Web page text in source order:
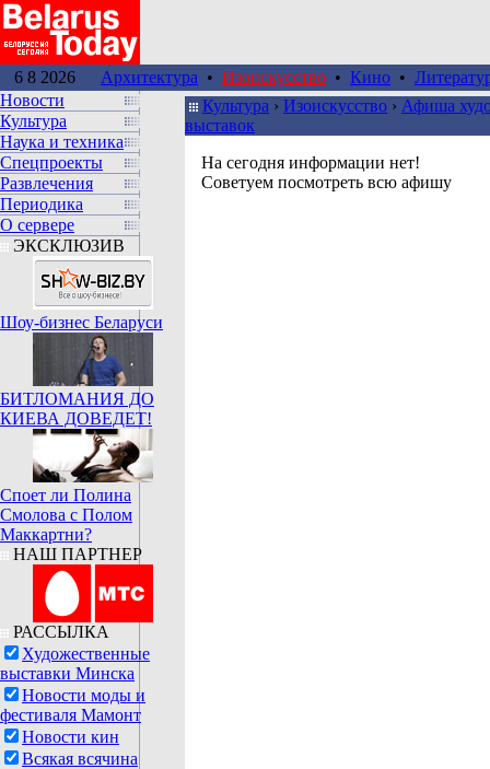
6 8 2026 Архитектура • Изоискусство • Кино •
Новости
Культура
Наука и техника
Спецпроекты
Развлечения
Периодика
О сервере
ЭКСКЛЮЗИВ
Шоу-бизнес Беларуси
БИТЛОМАНИЯ ДО
КИЕВА ДОВЕДЕТ!
Споет ли Полина
Смолова с Полом
Маккартни?
НАШ ПАРТНЕР
РАССЫЛКА
Художественные
выставки Минска
Новости моды и
фестиваля Мамонт
Новости кин
Всякая всячина
Культура › Изоискусство › Афиша
выставок
На сегодня информации нет!
Советуем посмотреть всю афишу